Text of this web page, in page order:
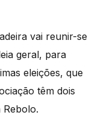
vai reunir-se
geral, para
eleições, que
têm dois
Rebolo.